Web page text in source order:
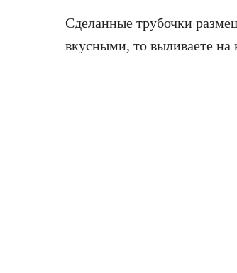
Сделанные трубочки
вкусными, то выливаете на